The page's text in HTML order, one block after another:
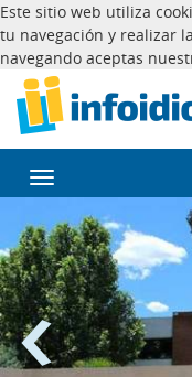
Este sitio web utiliza
tu navegación y realizar
navegando aceptas
Desplegar
navegación